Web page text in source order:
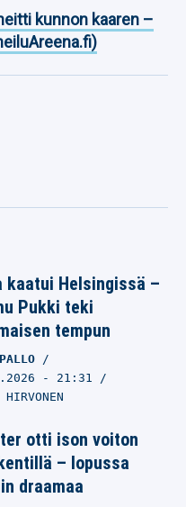
kunnon kaaren –
kaatui Helsingissä –
Pukki teki
tempun
- 21:31
otti ison voiton
– lopussa
draamaa